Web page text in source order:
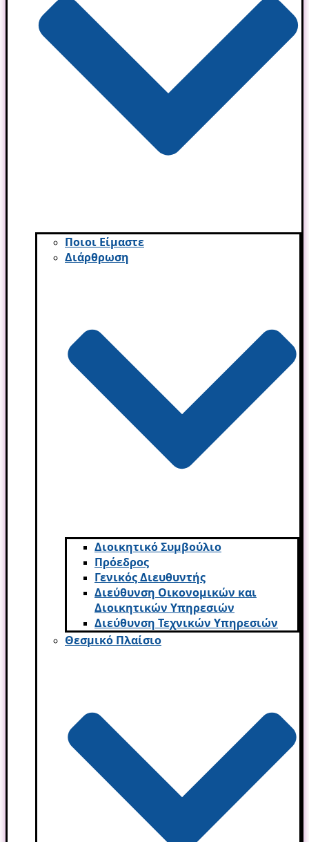
Ποιοι Είμαστε
Διάρθρωση
Διοικητικό Συμβούλιο
Πρόεδρος
Γενικός Διευθυντής
Διεύθυνση Οικονομικών και
Διοικητικών Υπηρεσι­ών
Διεύθυνση Τεχνικών Υπηρεσιών
Θεσμικό Πλαίσιο